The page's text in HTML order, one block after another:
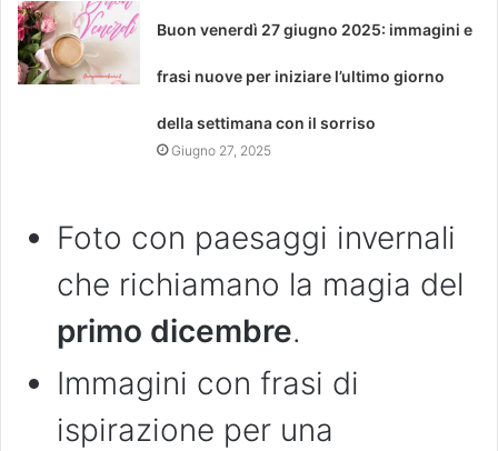
Buon venerdì 27 giugno 2025: immagini e
frasi nuove per iniziare l’ultimo giorno
della settimana con il sorriso
Giugno 27, 2025
Foto con paesaggi invernali
che richiamano la magia del
primo dicembre.
Immagini con frasi di
ispirazione per una